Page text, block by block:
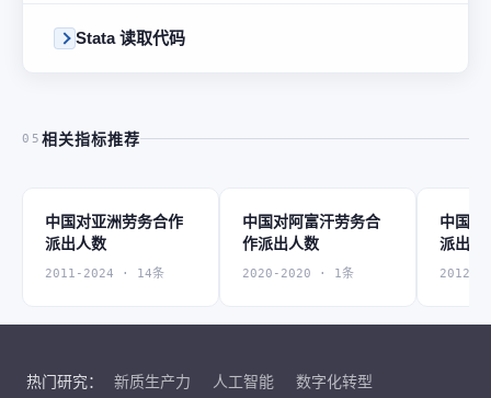
Stata 读取代码
05 相关指标推荐
中国对亚洲劳务合作
派出人数
2011-2024 · 14条
中国对阿富汗劳务合
作派出人数
2020-2020 · 1条
中国对
派出人
2012-
热门研究： 新质生产力 人工智能
数字化转型